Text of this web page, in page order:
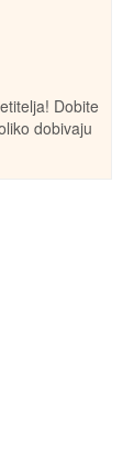
Dobite
dobivaju